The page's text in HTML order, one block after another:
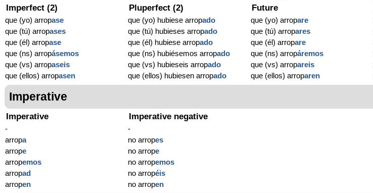
Imperfect (2)
que (yo) arropase
que (tú) arropases
que (él) arropase
que (ns) arropásemos
que (vs) arropaseis
que (ellos) arropasen
Pluperfect (2)
que (yo) hubiese arropado
que (tú) hubieses arropado
que (él) hubiese arropado
que (ns) hubiésemos arropado
que (vs) hubieseis arropado
que (ellos) hubiesen arropado
Future
que (yo) arropare
que (tú) arropares
que (él) arropare
que (ns) arropáremos
que (vs) arropareis
que (ellos) arroparen
Imperative
Imperative
-
arropa
arrope
arropemos
arropad
arropen
Imperative negative
-
no arropes
no arrope
no arropemos
no arropéis
no arropen